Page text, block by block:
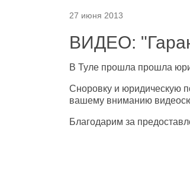
27 июня 2013
ВИДЕО:
В Туле прошла прошла
Сноровку и юридическую
вашему вниманию
Благодарим за